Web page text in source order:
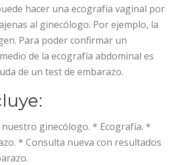
hacer una ecografía vaginal por
al ginecólogo. Por ejemplo, la
Para poder confirmar un
de la ecografía abdominal es
de un test de embarazo.
ginecólogo. * Ecografía. *
* Consulta nueva con resultados